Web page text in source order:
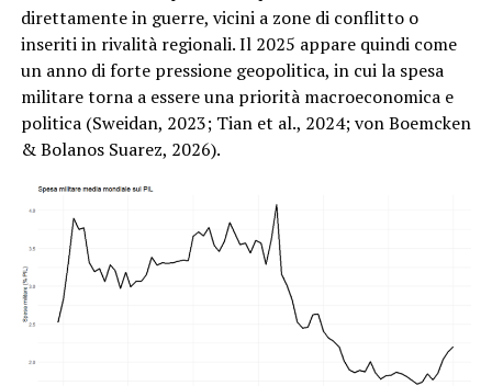
direttamente in guerre, vicini a zone di conflitto o
inseriti in rivalità regionali. Il 2025 appare quindi come
un anno di forte pressione geopolitica, in cui la spesa
militare torna a essere una priorità macroeconomica e
politica (Sweidan, 2023; Tian et al., 2024; von Boemcken
& Bolanos Suarez, 2026).